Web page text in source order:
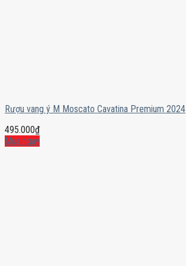
Rượu vang ý M Moscato Cavatina Premium 2024
495.000₫
Mua ngay